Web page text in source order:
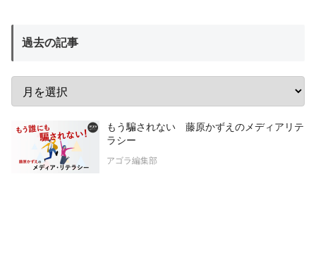
過去の記事
もう騙されない 藤原かずえのメディアリテ
ラシー
アゴラ編集部